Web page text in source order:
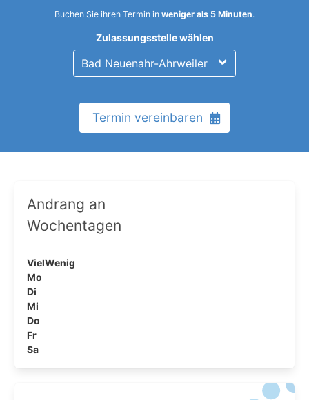
Buchen Sie ihren Termin in weniger als 5 Minuten.
Zulassungsstelle wählen
Termin vereinbaren
Andrang an
Wochentagen
VielWenig
Mo
Di
Mi
Do
Fr
Sa